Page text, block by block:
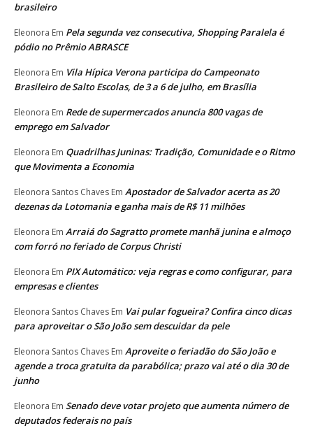
brasileiro
Eleonora Em Pela segunda vez consecutiva, Shopping Paralela é
pódio no Prêmio ABRASCE
Eleonora Em Vila Hípica Verona participa do Campeonato
Brasileiro de Salto Escolas, de 3 a 6 de julho, em Brasília
Eleonora Em Rede de supermercados anuncia 800 vagas de
emprego em Salvador
Eleonora Em Quadrilhas Juninas: Tradição, Comunidade e o Ritmo
que Movimenta a Economia
Eleonora Santos Chaves Em Apostador de Salvador acerta as 20
dezenas da Lotomania e ganha mais de R$ 11 milhões
Eleonora Em Arraiá do Sagratto promete manhã junina e almoço
com forró no feriado de Corpus Christi
Eleonora Em PIX Automático: veja regras e como configurar, para
empresas e clientes
Eleonora Santos Chaves Em Vai pular fogueira? Confira cinco dicas
para aproveitar o São João sem descuidar da pele
Eleonora Santos Chaves Em Aproveite o feriadão do São João e
agende a troca gratuita da parabólica; prazo vai até o dia 30 de
junho
Eleonora Em Senado deve votar projeto que aumenta número de
deputados federais no país